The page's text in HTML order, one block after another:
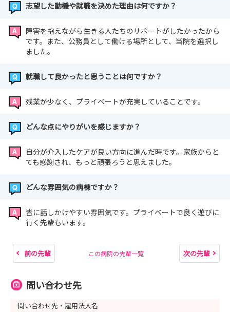
志望した動機や就職を決めた理由は何ですか？
障害を抱えながら生きる人たちのサポートがしたかったから
です。また、公務員として働ける場所として、当院を選択し
ました。
就職して良かったと思うことは何ですか？
残業が少なく、プライベートが充実していることです。
どんな点にやりがいを感じますか？
自分が介入したケアが良い方向に進んだ時です。家族からと
ても感謝され、もっと頑張ろうと思えました。
どんな雰囲気の病棟ですか？
皆に話しかけやすい雰囲気です。プライベートで良く遊びに
行く先輩もいます。
前の先輩 この病院の先輩一覧 次の先輩
問い合わせ先
問い合わせ先・雇用法人名